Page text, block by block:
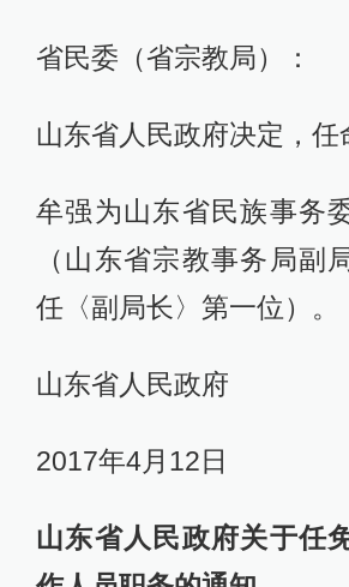
省民委（省宗教局）：
山东省人民政府决定，任
牟强为山东省民族事务
（山东省宗教事务局副
任〈副局长〉第一位）。
山东省人民政府
2017年4月12日
山东省人民政府关于任